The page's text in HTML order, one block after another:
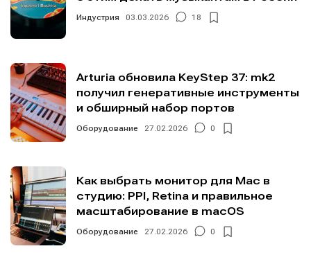
Индустрия 03.03.2026 18
Arturia обновила KeyStep 37: mk2
получил генеративные инструменты
и обширный набор портов
Оборудование 27.02.2026 0
Как выбрать монитор для Mac в
студию: PPI, Retina и правильное
масштабирование в macOS
Оборудование 27.02.2026 0